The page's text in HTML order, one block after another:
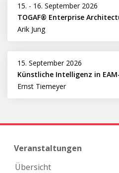
15. - 16. September 2026
TOGAF® Enterprise
Arik Jung
15. September 2026
Ernst Tiemeyer
Veranstaltungen
Übersicht